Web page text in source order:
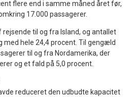
flere end i samme måned året før,
17.000 passagerer.
til og fra Island, og antallet
med hele 24,4 procent. Til gengæld
til og fra Nordamerika, der
og et fald på 5,0 procent.
reduceret den udbudte kapacitet